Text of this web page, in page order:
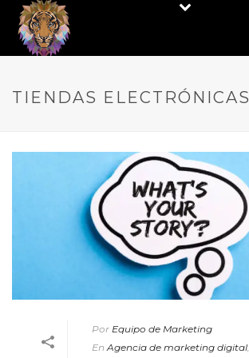
TIENDAS ELECTRÓNICAS
Por Equipo de Marketing
En Agencia de marketing digital